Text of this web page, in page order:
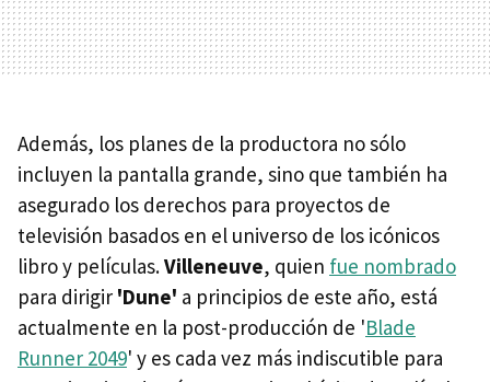
Además, los planes de la productora no sólo
incluyen la pantalla grande, sino que también ha
asegurado los derechos para proyectos de
televisión basados ​​en el universo de los icónicos
libro y películas.Villeneuve, quien fue nombrado
para dirigir 'Dune' a principios de este año, está
actualmente en la post-producción de 'Blade
Runner 2049' y es cada vez más indiscutible para